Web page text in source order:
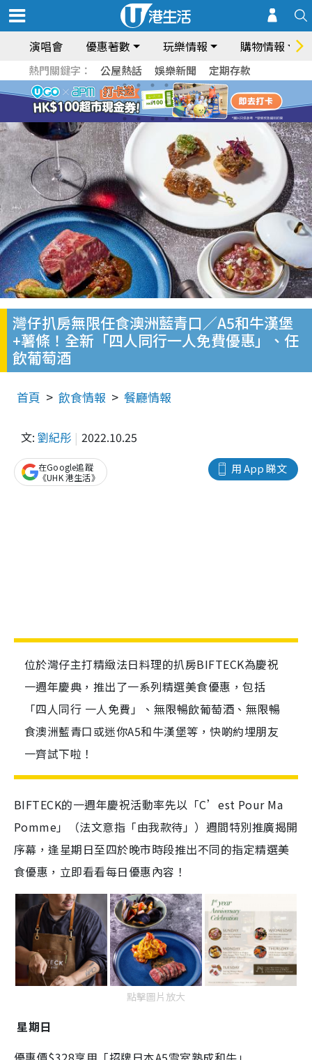
演唱會 優惠著數 玩樂情報 購物情報
熱門關鍵字： 公屋熱話 娛樂新聞 定期存款
灣仔扒房無限任食澳洲藍青口／A5和牛漢堡
+薯條！全新「四人同行一人免費優惠」、任
飲葡萄酒
首頁 飲食情報 餐廳情報
文: 劉紀彤 2022.10.25
用 App 睇文
在Google追蹤
《UHK 港生活》
位於灣仔主打精緻法日料理的扒房BIFTECK為慶祝
一週年慶典，推出了一系列精選美食優惠，包括
「四人同行 一人免費」、無限暢飲葡萄酒、無限暢
食澳洲藍青口或迷你A5和牛漢堡等，快啲約埋朋友
一齊試下啦！
BIFTECK的一週年慶祝活動率先以「C’est Pour Ma
Pomme」（法文意指「由我款待」）週間特別推廣揭開
序幕，逢星期日至四於晚市時段推出不同的指定精選美
食優惠，立即看看每日優惠內容！
點擊圖片放大
星期日